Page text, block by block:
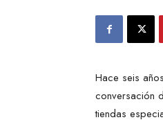
Hace seis
conversación
tiendas